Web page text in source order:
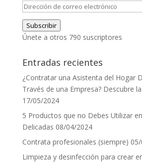
Dirección
correo
electrónico
Subscribir
Únete a otros 790 suscriptores
Entradas recientes
¿Contratar una Asistenta del Hogar
Través de una Empresa? Descubre
17/05/2024
5 Productos que no Debes Utilizar
Delicadas 08/04/2024
Contrata profesionales (siempre)
Limpieza y desinfección para crear